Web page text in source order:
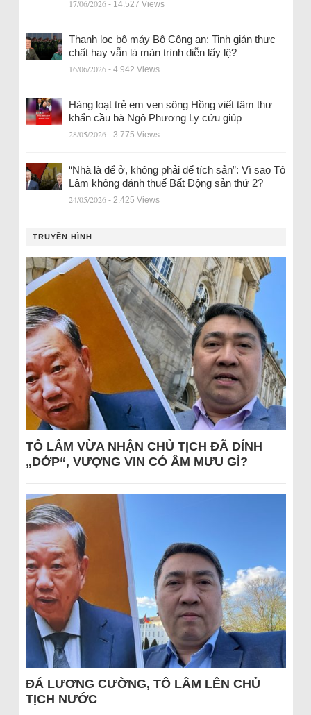
17/06/2026 - 14.527 Views
Thanh lọc bộ máy Bộ Công an: Tinh giản thực
chất hay vẫn là màn trình diễn lấy lệ?
16/06/2026 - 4.942 Views
Hàng loạt trẻ em ven sông Hồng viết tâm thư
khẩn cầu bà Ngô Phương Ly cứu giúp
28/05/2026 - 3.775 Views
“Nhà là để ở, không phải để tích sản”: Vì sao Tô
Lâm không đánh thuế Bất Động sản thứ 2?
24/05/2026 - 2.425 Views
TRUYỀN HÌNH
TÔ LÂM VỪA NHẬN CHỦ TỊCH ĐÃ DÍNH
„DỚP“, VƯỢNG VIN CÓ ÂM MƯU GÌ?
ĐÁ LƯƠNG CƯỜNG, TÔ LÂM LÊN CHỦ
TỊCH NƯỚC